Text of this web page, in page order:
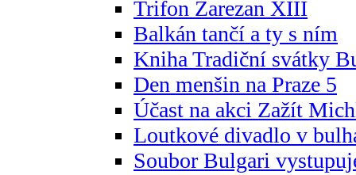
Trifon Zarezan XIII
Balkán tančí a ty s ním
Kniha Tradiční svátky
Den menšin na Praze 5
Účast na akci Zažít
Loutkové divadlo v
Soubor Bulgari